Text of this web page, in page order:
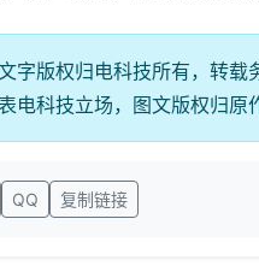
字版权归电科技所有，转
电科技立场，图文版权归原
QQ 复制链接